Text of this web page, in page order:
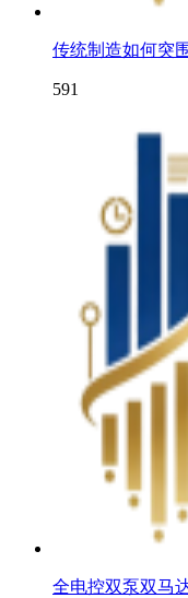
传统制造如何突
591
全电控双泵双马